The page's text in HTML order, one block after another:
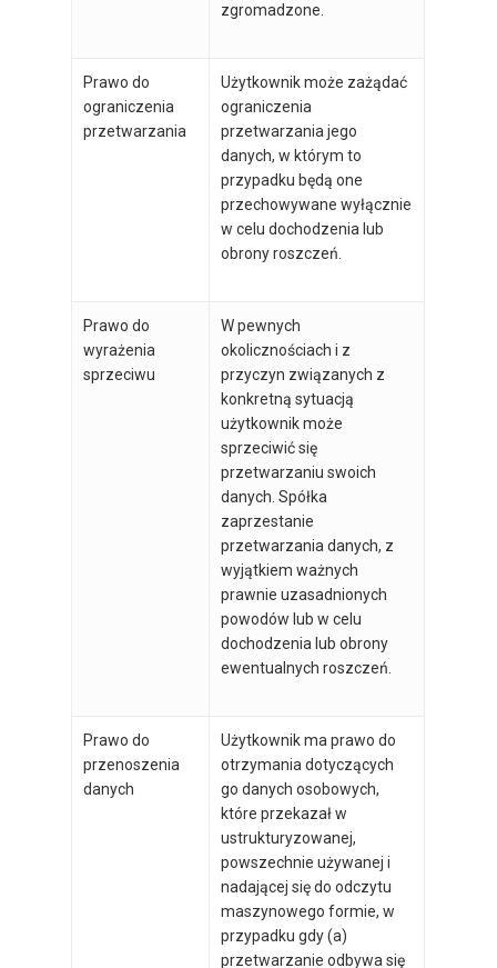
zgromadzone.
Prawo do
ograniczenia
przetwarzania
Użytkownik może zażądać
ograniczenia
przetwarzania jego
danych, w którym to
przypadku będą one
przechowywane wyłącznie
w celu dochodzenia lub
obrony roszczeń.
Prawo do
wyrażenia
sprzeciwu
W pewnych
okolicznościach i z
przyczyn związanych z
konkretną sytuacją
użytkownik może
sprzeciwić się
przetwarzaniu swoich
danych. Spółka
zaprzestanie
przetwarzania danych, z
wyjątkiem ważnych
prawnie uzasadnionych
powodów lub w celu
dochodzenia lub obrony
ewentualnych roszczeń.
Prawo do
przenoszenia
danych
Użytkownik ma prawo do
otrzymania dotyczących
go danych osobowych,
które przekazał w
ustrukturyzowanej,
powszechnie używanej i
nadającej się do odczytu
maszynowego formie, w
przypadku gdy (a)
przetwarzanie odbywa się